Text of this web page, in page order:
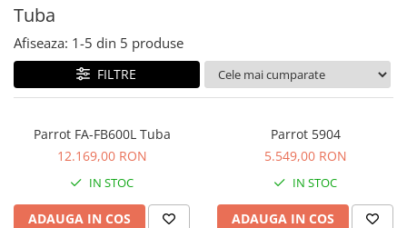
Adaptoare phantom
Adresare publica 100V
Amplificatoare Audio
Boxe Audio
Mixere audio
Monitorizare In-Ear
Pickup-uri, platane & accesorii
Playere si Recordere
Tuba
Afiseaza: 1-5 din 5 produse
FILTRE
Parrot FA-FB600L Tuba
12.169,00 RON
IN STOC
ADAUGA IN COS
Parrot 5904
5.549,00 RON
IN STOC
ADAUGA IN COS